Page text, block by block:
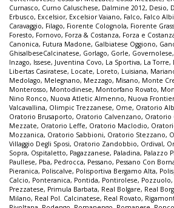
Curnasco, Curno Caluschese, Dalmine 2012, Desio,
Erbusco, Excelsior, Excelsior Vaiano, Falco, Falco
Caravaggio, Filago, Fiorente Colognola, Fiorente
Foresto, Fornovo, Forza & Costanza, Forza e
Canonica, Futura Madone, Galbiatese Oggiono,
GhisalbeseCalcinatese, Gorlago, Gorle, Governolese,
Inzago, Issese, Juventina Covo, La Sportiva, La Torre,
Libertas Casiratese, Locate, Loreto, Luisiana,
Medolago, Melegnano, Mezzago, Misano, Monte
Monterosso, Montodinese, Montorfano Rovato,
Nino Ronco, Nuova Atletic Almenno, Nuova
Valcavallina, Olimpic Trezzanese, Ome, Oratorio
Oratorio Brusaporto, Oratorio Calvenzano, Oratorio
Mezzate, Oratorio Leffe, Oratorio Maclodio,
Mozzanica, Oratorio Sabbioni, Oratorio Stezzano,
Villaggio Degli Sposi, Oratorio Zandobbio, Ordival,
Sopra, Ospitaletto, Pagazzanese, Paladina, Palazzo
Paullese, Pba, Pedrocca, Pessano, Pessano Con
Pieranica, Poliscalve, Polisportiva Bergamo Alta,
Calcio, Ponteranica, Pontida, Pontirolese, Pozzuolo,
Prezzatese, Primula Barbata, Real Bolgare, Real
Milano, Real Pol. Calcinatese, Real Rovato,